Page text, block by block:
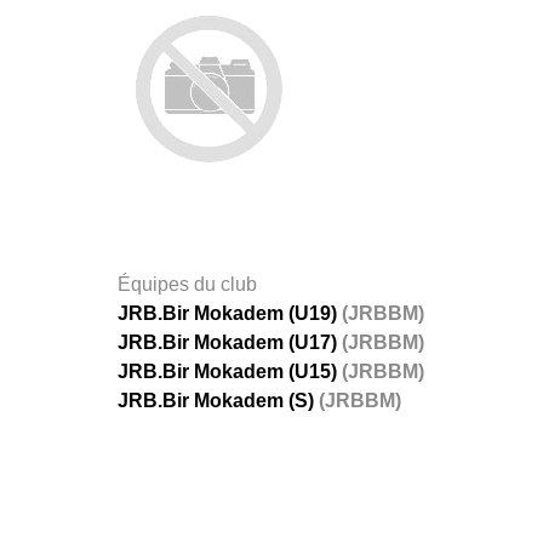
Équipes du club
JRB.Bir Mokadem (U19) (JRBBM)
JRB.Bir Mokadem (U17) (JRBBM)
JRB.Bir Mokadem (U15) (JRBBM)
JRB.Bir Mokadem (S) (JRBBM)